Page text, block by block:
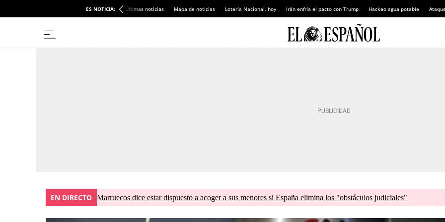
ES NOTICIA: Últimas noticias Mapa de noticias Lotería Nacional, hoy Irán enfría el pacto con Trump Hackeo agua potable
EN DIRECTO Marruecos dice estar dispuesto a acoger a sus menores si España elimina los "obstáculos judiciales"